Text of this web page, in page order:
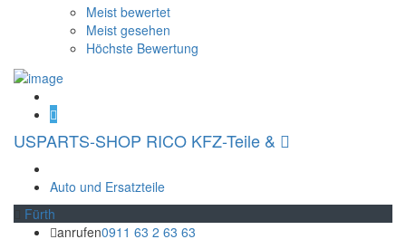
Meist bewertet
Meist gesehen
Höchste Bewertung
USPARTS-SHOP RICO KFZ-Teile &
Auto und Ersatzteile
Fürth
anrufen0911 63 2 63 63